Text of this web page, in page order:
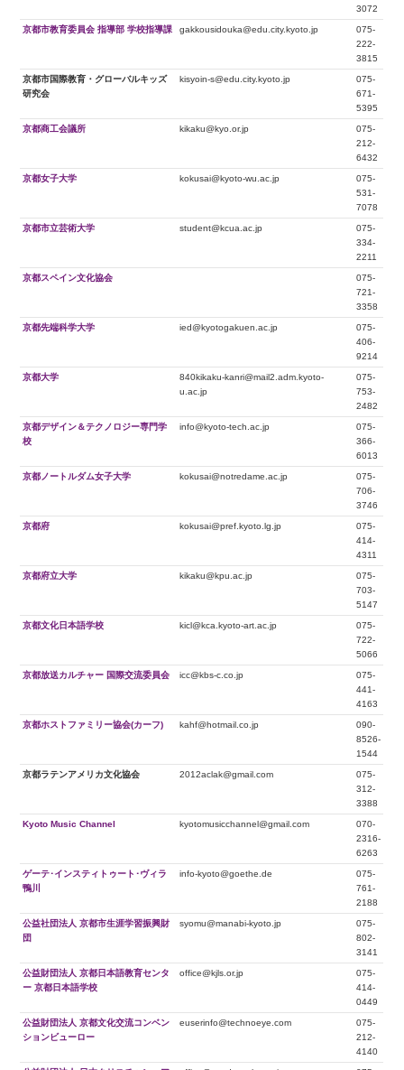
3072
京都市教育委員会 指導部 学校指導課 gakkousidouka@edu.city.kyoto.jp
075-
222-
3815
京都市国際教育・グローバルキッズ
研究会
kisyoin-s@edu.city.kyoto.jp
075-
671-
5395
京都商工会議所 kikaku@kyo.or.jp
075-
212-
6432
京都女子大学 kokusai@kyoto-wu.ac.jp
075-
531-
7078
京都市立芸術大学 student@kcua.ac.jp
075-
334-
2211
京都スペイン文化協会
075-
721-
3358
京都先端科学大学 ied@kyotogakuen.ac.jp
075-
406-
9214
京都大学
840kikaku-kanri@mail2.adm.kyoto-
u.ac.jp
075-
753-
2482
京都デザイン＆テクノロジー専門学
校
info@kyoto-tech.ac.jp
075-
366-
6013
京都ノートルダム女子大学 kokusai@notredame.ac.jp
075-
706-
3746
京都府 kokusai@pref.kyoto.lg.jp
075-
414-
4311
京都府立大学 kikaku@kpu.ac.jp
075-
703-
5147
京都文化日本語学校 kicl@kca.kyoto-art.ac.jp
075-
722-
5066
京都放送カルチャー 国際交流委員会 icc@kbs-c.co.jp
075-
441-
4163
京都ホストファミリー協会(カーフ) kahf@hotmail.co.jp
090-
8526-
1544
京都ラテンアメリカ文化協会 2012aclak@gmail.com
075-
312-
3388
Kyoto Music Channel kyotomusicchannel@gmail.com
070-
2316-
6263
ゲーテ･インスティトゥート･ヴィラ
鴨川
info-kyoto@goethe.de
075-
761-
2188
公益社団法人 京都市生涯学習振興財
団
syomu@manabi-kyoto.jp
075-
802-
3141
公益財団法人 京都日本語教育センタ
ー 京都日本語学校
office@kjls.or.jp
075-
414-
0449
公益財団法人 京都文化交流コンベン
ションビューロー
euserinfo@technoeye.com
075-
212-
4140